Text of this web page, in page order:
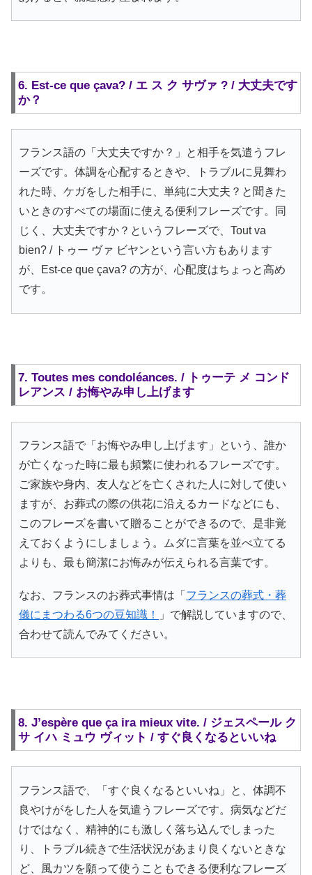
6. Est-ce que çava? / エ ス ク サヴァ ? / 大丈夫です
か？
フランス語の「大丈夫ですか？」と相手を気遣うフレ
ーズです。体調を心配するときや、トラブルに見舞わ
れた時、ケガをした相手に、単純に大丈夫？と聞きた
いときのすべての場面に使える便利フレーズです。同
じく、大丈夫ですか？というフレーズで、Tout va
bien? / トゥー ヴァ ビヤンという言い方もあります
が、Est-ce que çava? の方が、心配度はちょっと高め
です。
7. Toutes mes condoléances. / トゥーテ メ コンド
レアンス / お悔やみ申し上げます
フランス語で「お悔やみ申し上げます」という、誰か
が亡くなった時に最も頻繁に使われるフレーズです。
ご家族や身内、友人などを亡くされた人に対して使い
ますが、お葬式の際の供花に沿えるカードなどにも、
このフレーズを書いて贈ることができるので、是非覚
えておくようにしましょう。ムダに言葉を並べ立てる
よりも、最も簡潔にお悔みが伝えられる言葉です。
なお、フランスのお葬式事情は「 フランスの葬式・葬
儀にまつわる6つの豆知識！
」で解説していますので、
合わせて読んでみてください。
8. J’espère que ça ira mieux vite. / ジェスペール ク
サ イハ ミュウ ヴィット / すぐ良くなるといいね
フランス語で、「すぐ良くなるといいね」と、体調不
良やけがをした人を気遣うフレーズです。病気などだ
けではなく、精神的にも激しく落ち込んでしまった
り、トラブル続きで生活状況があまり良くないときな
ど、風カツを願って使うこともできる便利なフレーズ